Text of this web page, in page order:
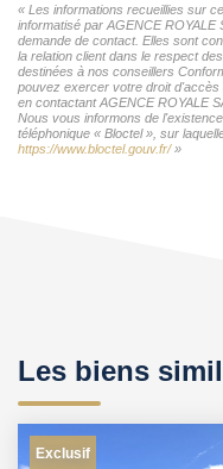
« Les informations recueillies sur
informatisé par AGENCE
demande de contact. Elles sont
la relation client dans le respect
destinées à nos conseillers
pouvez exercer votre droit
en contactant AGENCE ROYALE
Nous vous informons de
téléphonique « Bloctel », sur
https://www.bloctel.gouv.fr/»
Les biens
Exclusif